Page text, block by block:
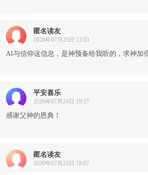
匿名读友
2026年07月25日 13:53
AI与信仰这信息，是神预备给我听的，求神加
平安喜乐
2026年07月24日 19:27
感谢父神的恩典！
匿名读友
2026年07月23日 18:07